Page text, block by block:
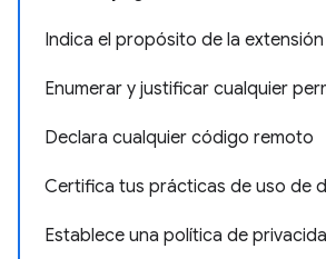
Indica el propósito de la extensión
Enumerar y justificar cualquier
Declara cualquier código remoto
Certifica tus prácticas de uso de
Establece una política de